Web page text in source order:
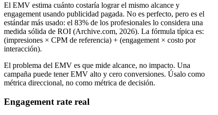
El EMV estima cuánto costaría lograr el mismo alcance y
engagement usando publicidad pagada. No es perfecto, pero es el
estándar más usado: el 83% de los profesionales lo considera una
medida sólida de ROI (Archive.com, 2026). La fórmula típica es:
(impresiones × CPM de referencia) + (engagement × costo por
interacción).
El problema del EMV es que mide alcance, no impacto. Una
campaña puede tener EMV alto y cero conversiones. Úsalo como
métrica direccional, no como métrica de decisión.
Engagement rate real